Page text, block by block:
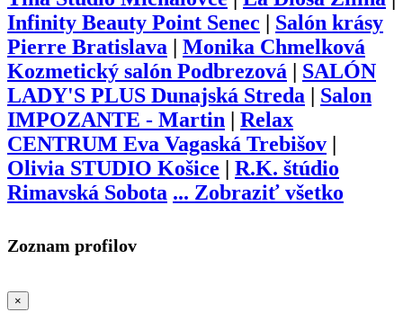
Infinity Beauty Point Senec
Salón krásy
Pierre Bratislava
Monika Chmelková
Kozmetický salón Podbrezová
SALÓN
LADY'S PLUS Dunajská Streda
Salon
IMPOZANTE - Martin
Relax
CENTRUM Eva Vagaská Trebišov
Olivia STUDIO Košice
R.K. štúdio
Rimavská Sobota ... Zobraziť všetko
Zoznam profilov
×